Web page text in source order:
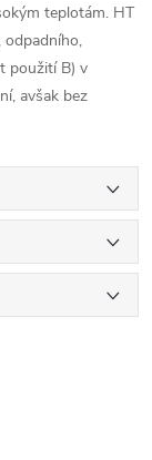
teplotám. HT
použití B) v
avšak bez